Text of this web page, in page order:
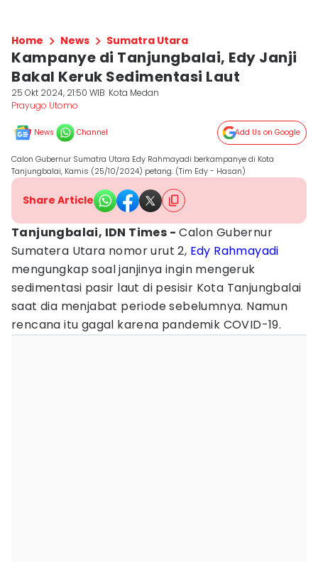
Home News Sumatra Utara
Kampanye di Tanjungbalai, Edy Janji
Bakal Keruk Sedimentasi Laut
25 Okt 2024, 21:50 WIB Kota Medan
Prayugo Utomo
News Channel Add Us on Google
Calon Gubernur Sumatra Utara Edy Rahmayadi berkampanye di Kota
Tanjungbalai, Kamis (25/10/2024) petang. (Tim Edy - Hasan)
Share Article
Tanjungbalai, IDN Times - Calon Gubernur
Sumatera Utara nomor urut 2, Edy Rahmayadi
mengungkap soal janjinya ingin mengeruk
sedimentasi pasir laut di pesisir Kota Tanjungbalai
saat dia menjabat periode sebelumnya. Namun
rencana itu gagal karena pandemik COVID-19.